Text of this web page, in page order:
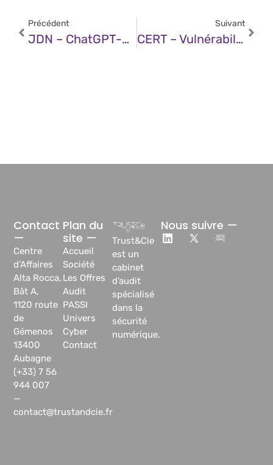
Précédent
JDN – ChatGPT-4.5 : L’IA Conversationnelle Franchit Un Nouveau Cap !
Suivant
CERT – Vulnérabilité Dans Apache Tomcat (12 Mars 2025)
Trust&Cie
est un
cabinet
d’audit
spécialisé
dans la
sécurité
numérique.
Plan du
site —
Accueil
Société
Les Offres
Audit
PASSI
Univers
Cyber
Contact
Contact
—
Centre
d’Affaires
Alta Rocca,
Bât A,
1120 route
de
Gémenos
13400
Aubagne
(+33) 7 56
944 007
—
contact@trustandcie.fr
Nous suivre —